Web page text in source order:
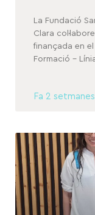
La Fundació
Clara
finançada en
Formació –
Fa 2 setmanes